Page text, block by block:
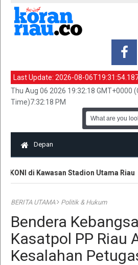
Last Update: 2026-08-
Thu Aug 06 2026 19:32:18 GMT+0000
Time)7:32:18 PM
Depan
di Kawasan Stadion Utama Riau
BERITA UTAMA Politik & Hukum
Bendera
Kasatpol PP Riau
Kesalahan